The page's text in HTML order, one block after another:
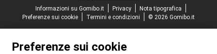
Informazioni su Gomibo.it
Privacy
Nota tipografica
Preferenze sui cookie
Termini e condizioni © 2026 Gomibo.it
Preferenze sui cookie